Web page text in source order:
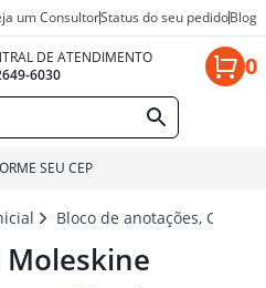
um ConsultorStatus do seu pedidoBlog
DE ATENDIMENTO
6030
0
SEU CEP
Bloco de anotações,
Moleskine